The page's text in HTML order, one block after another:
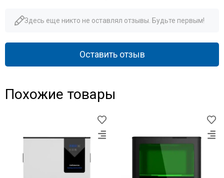
Здесь еще никто не оставлял отзывы. Будьте первым!
Оставить отзыв
Похожие товары